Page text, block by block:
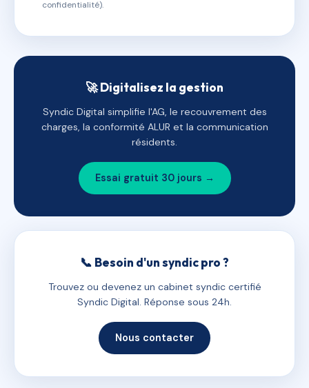
confidentialité).
🚀 Digitalisez la gestion
Syndic Digital simplifie l'AG, le recouvrement des
charges, la conformité ALUR et la communication
résidents.
Essai gratuit 30 jours →
📞 Besoin d'un syndic pro ?
Trouvez ou devenez un cabinet syndic certifié
Syndic Digital. Réponse sous 24h.
Nous contacter